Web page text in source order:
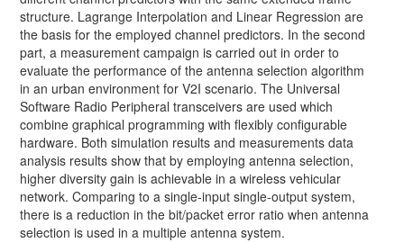
structure. Lagrange Interpolation and Linear Regression are
the basis for the employed channel predictors. In the second
part, a measurement campaign is carried out in order to
evaluate the performance of the antenna selection algorithm
in an urban environment for V2I scenario. The Universal
Software Radio Peripheral transceivers are used which
combine graphical programming with flexibly configurable
hardware. Both simulation results and measurements data
analysis results show that by employing antenna selection,
higher diversity gain is achievable in a wireless vehicular
network. Comparing to a single-input single-output system,
there is a reduction in the bit/packet error ratio when antenna
selection is used in a multiple antenna system.